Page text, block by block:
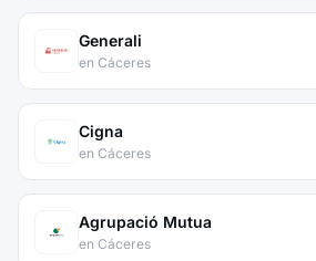
Generali
en Cáceres
Cigna
en Cáceres
Agrupació Mutua
en Cáceres